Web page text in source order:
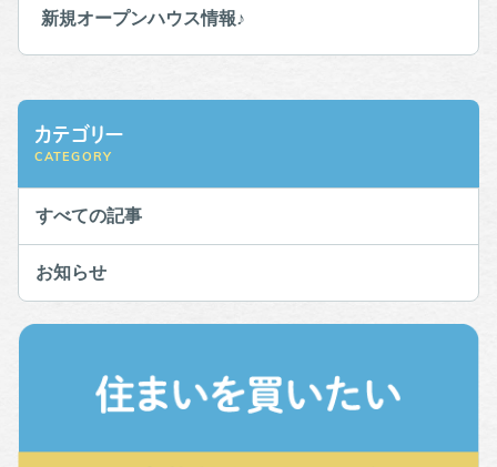
新規オープンハウス情報♪
カテゴリー
CATEGORY
すべての記事
お知らせ